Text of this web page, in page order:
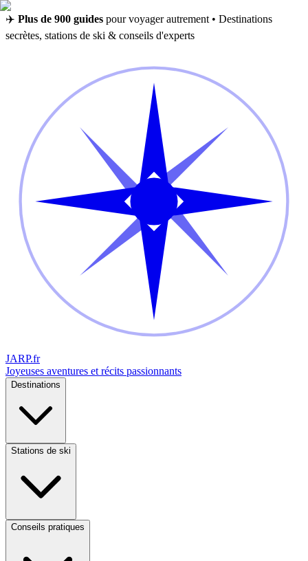
✈️ Plus de 900 guides pour voyager autrement • Destinations
secrètes, stations de ski & conseils d'experts
JARP.fr
Joyeuses aventures et récits passionnants
Destinations
Stations de ski
Conseils pratiques